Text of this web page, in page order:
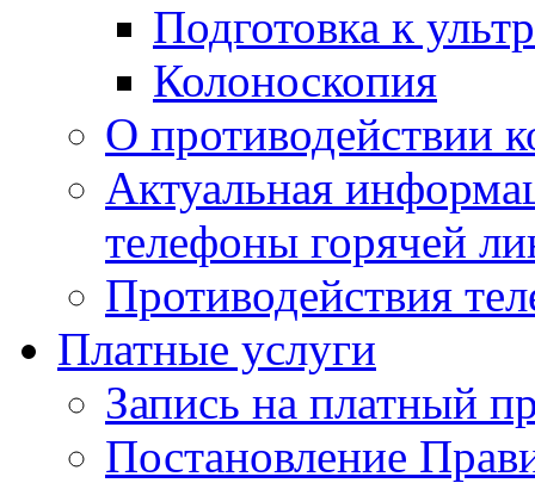
Подготовка к
Колоноскопия
О противодействии
Актуальная
телефоны горячей
Противодействия
Платные услуги
Запись на платный
Постановление